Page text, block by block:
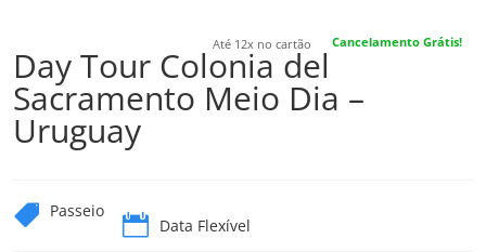
Até 12x no cartão Cancelamento Grátis!
Day Tour Colonia del
Sacramento Meio Dia –
Uruguay
 Passeio
 Data Flexível